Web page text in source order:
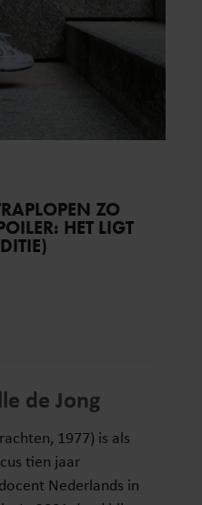
ZO
HET LIGT
de Jong
1977) is als
tien jaar
Nederlands in